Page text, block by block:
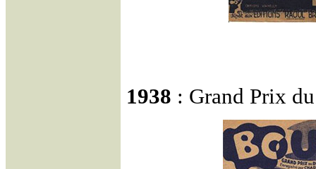
1938 : Grand Prix